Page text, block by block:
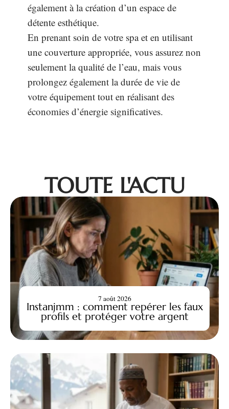
également à la création d’un espace de
détente esthétique.
En prenant soin de votre spa et en utilisant
une couverture appropriée, vous assurez non
seulement la qualité de l’eau, mais vous
prolongez également la durée de vie de
votre équipement tout en réalisant des
économies d’énergie significatives.
TOUTE L'ACTU
Instanjmm : comment repérer les faux
profils et protéger votre argent
7 août 2026